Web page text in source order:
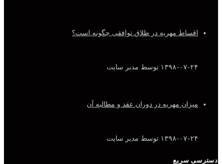
اقساط مهریه در طلاق توافقی چگونه است؟
۱۳۹۸-۰۷-۲۴ توسط مدیر سایت
میزان مهریه در دوران عقد و مطالبه آن
۱۳۹۸-۰۷-۲۴ توسط مدیر سایت
دسترسی سریع